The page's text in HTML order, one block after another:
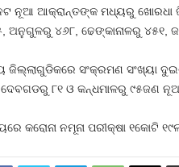
ନୂଆ ଆକ୍ରାନ୍ତଙ୍କ ମଧ୍ୟରୁ ଖୋରଧା
ଅନୁଗୁଳରୁ ୪୬୮, ଢେଙ୍କାନାଳରୁ ୪୫୧,
ଜିଲ୍ଲାଗୁଡିକରେ ସଂକ୍ରମଣ ସଂଖ୍ୟା
ଦେବଗଡରୁ ୮୧ ଓ କନ୍ଧମାଳରୁ ୯୫ଜଣ
କରୋନା ନମୂନା ପରୀକ୍ଷା